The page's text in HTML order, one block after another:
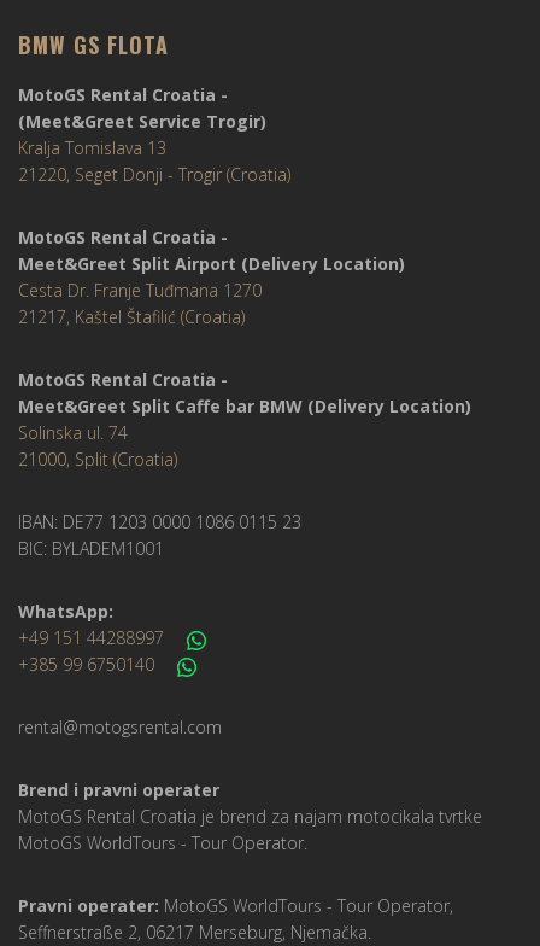
BMW GS FLOTA
MotoGS Rental Croatia -
(Meet&Greet Service Trogir)
Kralja Tomislava 13
21220, Seget Donji - Trogir (Croatia)
MotoGS Rental Croatia -
Meet&Greet Split Airport (Delivery Location)
Cesta Dr. Franje Tuđmana 1270
21217, Kaštel Štafilić (Croatia)
MotoGS Rental Croatia -
Meet&Greet Split Caffe bar BMW (Delivery Location)
Solinska ul. 74
21000, Split (Croatia)
IBAN: DE77 1203 0000 1086 0115 23
BIC: BYLADEM1001
WhatsApp:
+49 151 44288997
+385 99 6750140
rental@motogsrental.com
Brend i pravni operater
MotoGS Rental Croatia je brend za najam motocikala tvrtke
MotoGS WorldTours - Tour Operator.
Pravni operater: MotoGS WorldTours - Tour Operator,
Seffnerstraße 2, 06217 Merseburg, Njemačka.